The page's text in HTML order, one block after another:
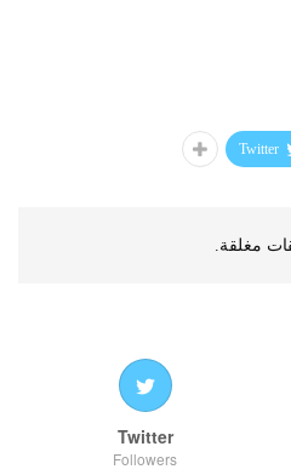
Twitter
مغلقة.
Twitter
Followers